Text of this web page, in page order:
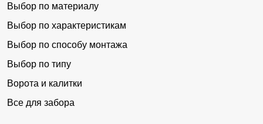
Выбор по материалу
Выбор по характеристикам
Выбор по способу монтажа
Выбор по типу
Ворота и калитки
Все для забора